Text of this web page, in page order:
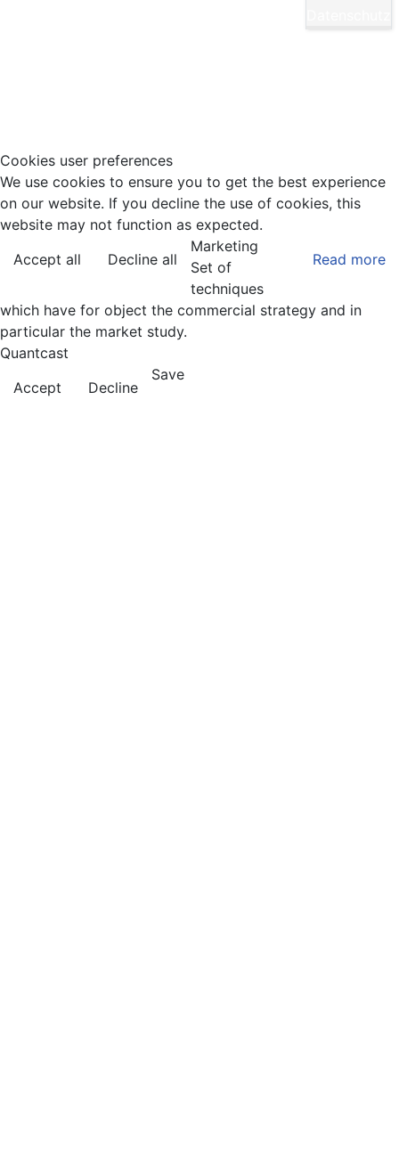
Cookies user preferences
We use cookies to ensure you to get the best experience
on our website. If you decline the use of cookies, this
website may not function as expected.
Accept all
Decline all Read more
Marketing
Set of
techniques
which have for object the commercial strategy and in
particular the market study.
Quantcast
Accept
Decline
Save